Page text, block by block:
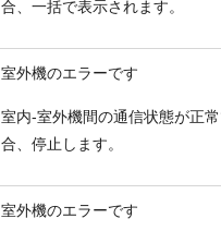
合、一括で表示されます。
室外機のエラーです
室内-室外機間の通信状態が正
合、停止します。
室外機のエラーです